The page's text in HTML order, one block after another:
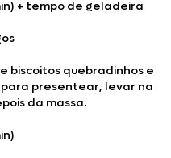
+ tempo de geladeira
biscoitos quebradinhos e
presentear, levar na
da massa.